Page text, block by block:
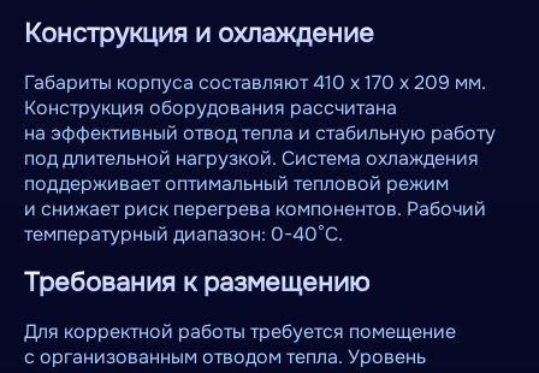
Конструкция и охлаждение
Габариты корпуса составляют 410 х 170 x 209 мм.
Конструкция оборудования рассчитана
на эффективный отвод тепла и стабильную работу
под длительной нагрузкой. Система охлаждения
поддерживает оптимальный тепловой режим
и снижает риск перегрева компонентов. Рабочий
температурный диапазон: 0-40°C.
Требования к размещению
Для корректной работы требуется помещение
с организованным отводом тепла. Уровень